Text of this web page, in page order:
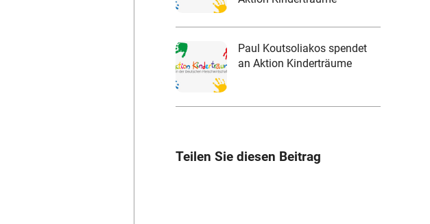
Paul Koutsoliakos spendet
an Aktion Kinderträume
Teilen Sie diesen Beitrag